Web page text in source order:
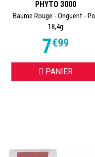
PHYTO 3000
Baume Rouge - Onguent -
18,4g
7€99
PANIER